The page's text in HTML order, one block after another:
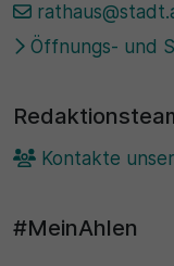
Öffnungs- und
Kontakte
#MeinAhlen